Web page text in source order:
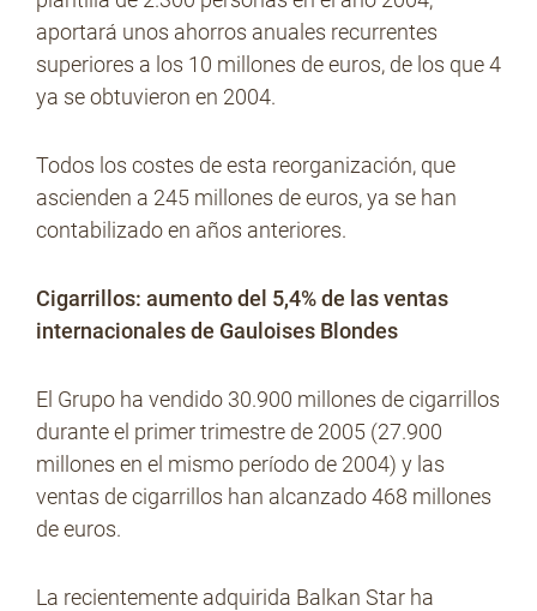
aportará unos ahorros anuales recurrentes
superiores a los 10 millones de euros, de los que 4
ya se obtuvieron en 2004.
Todos los costes de esta reorganización, que
ascienden a 245 millones de euros, ya se han
contabilizado en años anteriores.
Cigarrillos: aumento del 5,4% de las ventas
internacionales de Gauloises Blondes
El Grupo ha vendido 30.900 millones de cigarrillos
durante el primer trimestre de 2005 (27.900
millones en el mismo período de 2004) y las
ventas de cigarrillos han alcanzado 468 millones
de euros.
La recientemente adquirida Balkan Star ha